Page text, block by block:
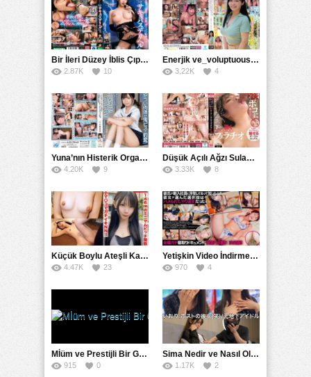
Bir İleri Düzey İblis Çıplak Teslimat Görevlisi, İnce Bedeni ve Şeytani Becerileriyle Sizi Sürekli BoşaltacakMDBK
2.87K 10
Enerjik ve_voluptuous Üniversite Kızının H Kupa Büyüklüğündeki Göğüsleri ve Çılgın Orgazmı
3.22K 4
Yuna’nın Histerik Orgazmı: Genç Kızın Savage Hareketlerle Ulaştığı Şiddetli Coşkuları
4.20K 9
Düşük Açılı Ağzı Sulama Teknikleri ve AGMX İlişkisi
3.33K 8
Küçük Boylu Ateşli Karakter: Nandinin Hassas Uçuklu Memeleri ve Sahneleri
4.47K 23
Yetişkin Video İndirme Siteleri Grubu: Şefkatli Patron ve Sekreterin Aşk Hikayesi: Prestijli Bir Son
970 4
Mİüm ve Prestijli Bir Gecenin Sırları: Gizemli Bir Kadın ve Mükemmel Bir Macera
915 0
Sima Nedir ve Nasıl Oluşur
1.17K 2